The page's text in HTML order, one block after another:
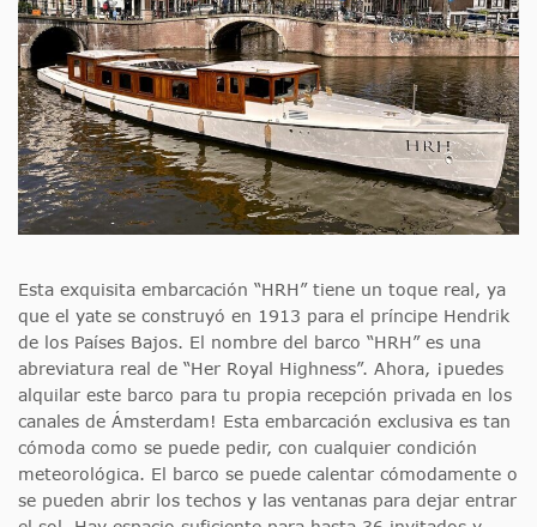
Esta exquisita embarcación “HRH” tiene un toque real, ya
que el yate se construyó en 1913 para el príncipe Hendrik
de los Países Bajos. El nombre del barco “HRH” es una
abreviatura real de “Her Royal Highness”. Ahora, ¡puedes
alquilar este barco para tu propia recepción privada en los
canales de Ámsterdam! Esta embarcación exclusiva es tan
cómoda como se puede pedir, con cualquier condición
meteorológica. El barco se puede calentar cómodamente o
se pueden abrir los techos y las ventanas para dejar entrar